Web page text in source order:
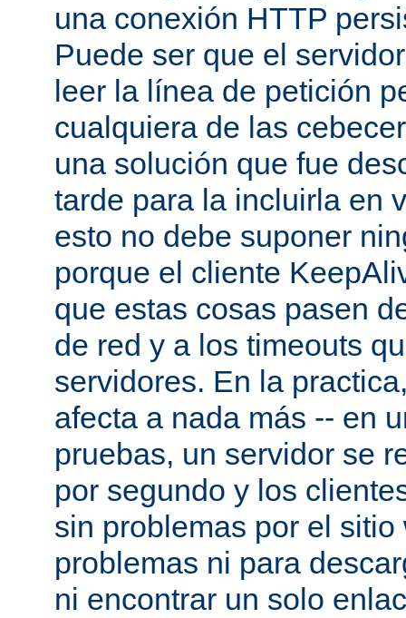
una conexión HTTP
Puede ser que el
leer la línea de petición
cualquiera de las
una solución que fue
tarde para la incluirla en
esto no debe suponer
porque el cliente
que estas cosas pasen
de red y a los timeouts
servidores. En la
afecta a nada más -- en
pruebas, un servidor se
por segundo y los
sin problemas por el
problemas ni para
ni encontrar un solo